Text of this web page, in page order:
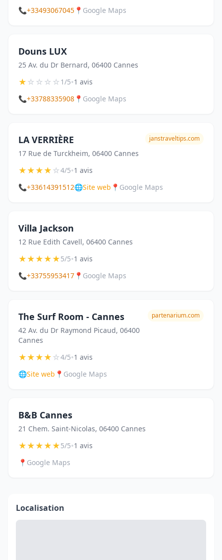
📞+33493067045 📍 Google Maps
Douns LUX
25 Av. du Dr Bernard, 06400 Cannes
★☆☆☆☆1/5•1 avis
📞+33788335908 📍 Google Maps
LA VERRIÈRE
17 Rue de Turckheim, 06400 Cannes
janstraveltips.com
★★★★☆4/5•1 avis
📞+33614391512🌐Site web 📍 Google Maps
Villa Jackson
12 Rue Edith Cavell, 06400 Cannes
★★★★★5/5•1 avis
📞+33755953417 📍 Google Maps
The Surf Room - Cannes
42 Av. du Dr Raymond Picaud, 06400
Cannes
partenarium.com
★★★★☆4/5•1 avis
🌐Site web 📍 Google Maps
B&B Cannes
21 Chem. Saint-Nicolas, 06400 Cannes
★★★★★5/5•1 avis
📍 Google Maps
Localisation